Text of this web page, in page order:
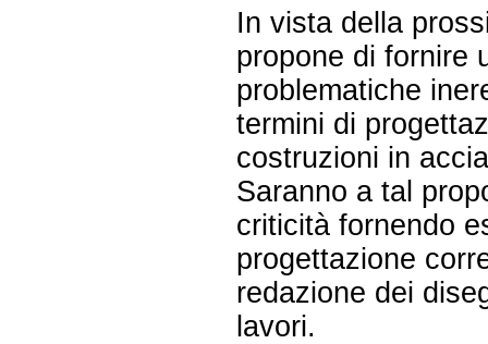
In vista della
propone di fornire
problematiche
termini di
costruzioni in
Saranno a tal
criticità fornendo
progettazione
redazione dei
lavori.